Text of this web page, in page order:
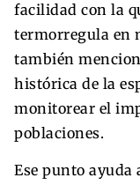
facilidad con la
termorregula en
también
histórica de la
monitorear el
poblaciones.
Ese punto ayuda